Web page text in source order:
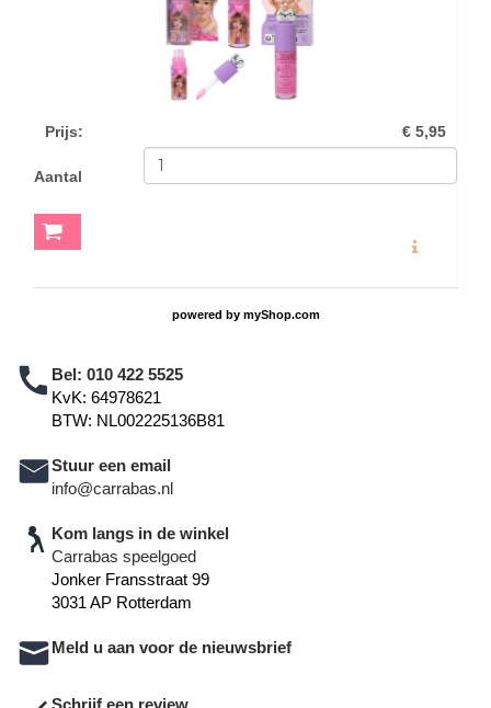
Prijs: € 5,95
Aantal
powered by myShop.com
Bel: 010 422 5525
KvK: 64978621
BTW: NL002225136B81
Stuur een email
info@carrabas.nl
Kom langs in de winkel
Carrabas speelgoed
Jonker Fransstraat 99
3031 AP Rotterdam
Meld u aan voor de nieuwsbrief